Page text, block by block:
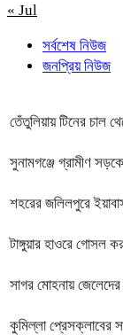
« Jul
সর্বশেষ নিউজ
জনপ্রিয় নিউজ
তেঁতুলিয়ায় টিনের চাল
সুনামগঞ্জে গ্রামীণ
শহরের জলিলপুরে
টাঙ্গুয়ার হাওরে গোসল
সাগর মোহনায়
কুমিল্লা প্রেসক্লাবের